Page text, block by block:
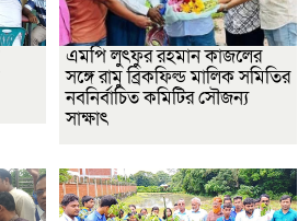
এমপি লুৎফুর রহমান কাজলের
সঙ্গে রামু ব্রিকফিল্ড মালিক সমিতির
নবনির্বাচিত কমিটির সৌজন্য
সাক্ষাৎ